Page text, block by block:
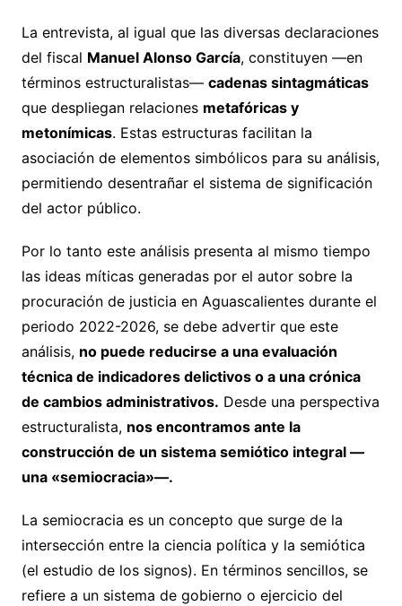
La entrevista, al igual que las diversas declaraciones
del fiscal Manuel Alonso García, constituyen —en
términos estructuralistas— cadenas sintagmáticas
que despliegan relaciones metafóricas y
metonímicas. Estas estructuras facilitan la
asociación de elementos simbólicos para su análisis,
permitiendo desentrañar el sistema de significación
del actor público.
Por lo tanto este análisis presenta al mismo tiempo
las ideas míticas generadas por el autor sobre la
procuración de justicia en Aguascalientes durante el
periodo 2022-2026, se debe advertir que este
análisis, no puede reducirse a una evaluación
técnica de indicadores delictivos o a una crónica
de cambios administrativos. Desde una perspectiva
estructuralista, nos encontramos ante la
construcción de un sistema semiótico integral —
una «semiocracia»—.
La semiocracia es un concepto que surge de la
intersección entre la ciencia política y la semiótica
(el estudio de los signos). En términos sencillos, se
refiere a un sistema de gobierno o ejercicio del